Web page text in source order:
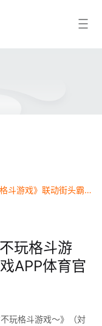
热血百合动画《大小姐才不玩格斗游戏》联动街头霸王 - 爱游戏APP体育官网
玩格斗游
APP体育官
玩格斗游戏～》（対